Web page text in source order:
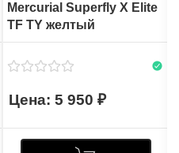
Mercurial Superfly X Elite
TF TY желтый
5 950